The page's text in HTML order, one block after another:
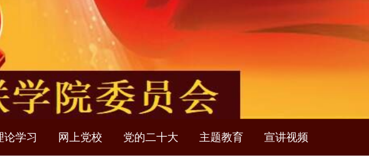
论学习 网上党校 党的二十大 主题教育 宣讲视频